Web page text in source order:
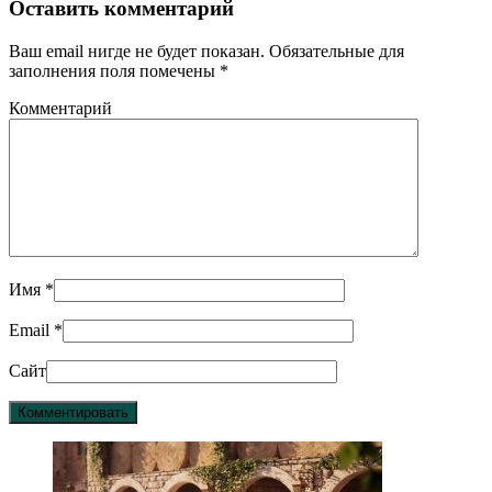
Оставить комментарий
Ваш email нигде не будет показан. Обязательные для
заполнения поля помечены *
Комментарий
Имя *
Email *
Сайт